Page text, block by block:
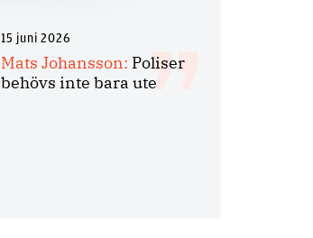
15 juni 2026
Mats Johansson: Poliser
behövs inte bara ute